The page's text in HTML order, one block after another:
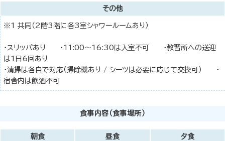
その他
※1 共同（2階3階に各3室シャワールームあり）
・スリッパあり ・11:00～16:30は入室不可 ・教習所への送迎
は1日6回あり
・清掃は各自で対応（掃除機あり / シーツは必要に応じて交換可） ・
宿舎内は飲酒不可
食事内容（食事場所）
朝食 昼食 夕食